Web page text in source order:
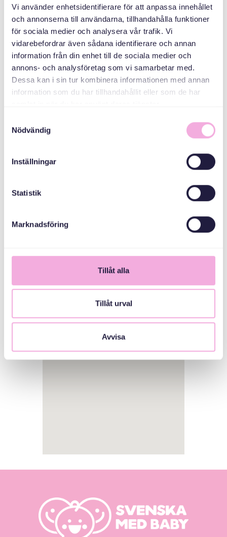
Vi använder enhetsidentifierare för att anpassa innehållet
och annonserna till användarna, tillhandahålla funktioner
för sociala medier och analysera vår trafik. Vi
vidarebefordrar även sådana identifierare och annan
information från din enhet till de sociala medier och
annons- och analysföretag som vi samarbetar med.
Dessa kan i sin tur kombinera informationen med annan
information som du har tillhandahållit eller som de har
Nödvändig
Inställningar
Statistik
Marknadsföring
Tillåt alla
Tillåt urval
Avvisa
ABAABULAYAASHA
Folkhälsomyndigheterna
Kronprinsessan
Margaretas
Minnesfond
1